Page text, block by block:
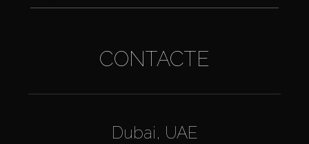
CONTACTE
Dubai, UAE